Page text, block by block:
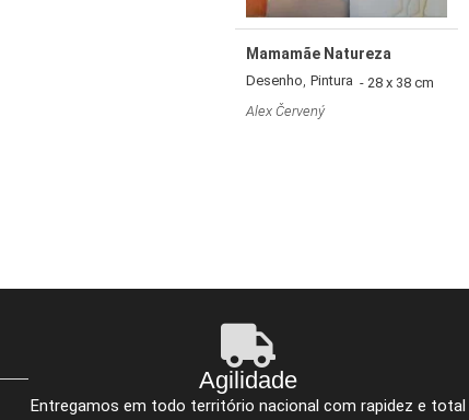
Mamamãe Natureza
Desenho Pintura - 28 x 38 cm
Alex Červený
Agilidade
Entregamos em todo território nacional com rapidez e total